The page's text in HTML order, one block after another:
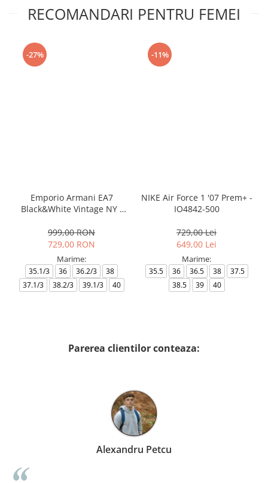
RECOMANDARI PENTRU FEMEI
-27%
Emporio Armani EA7
Black&White Vintage NY -
999,00 RON
729,00 RON
Marime:
35.1/3 36 36.2/3
38
37.1/3
38.2/3 39.1/3 40
-11%
NIKE Air Force 1 '07 Prem+ -
IO4842-500
729,00 Lei
649,00 Lei
Marime:
35.5 36 36.5 38
37.5
38.5
39 40
Parerea clientilor conteaza:
Alexandru Petcu